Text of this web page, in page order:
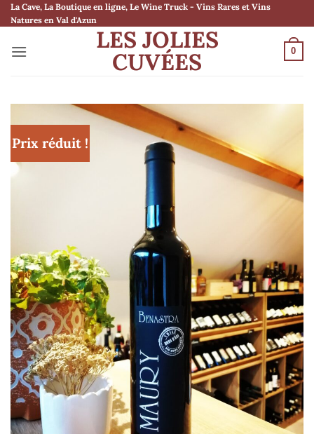
Passer
au
La Cave, La Boutique en ligne, Le Wine Truck - Vins Rares et Vins
Natures en Val d'Azun
LES JOLIES
CUVÉES 0
Prix réduit !